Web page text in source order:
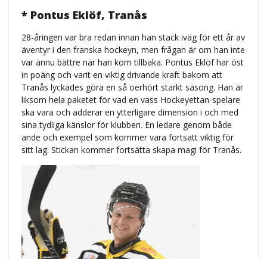
* Pontus Eklöf, Tranås
28-åringen var bra redan innan han stack iväg för ett år av
äventyr i den franska hockeyn, men frågan är om han inte
var ännu bättre när han kom tillbaka. Pontus Eklöf har öst
in poäng och varit en viktig drivande kraft bakom att
Tranås lyckades göra en så oerhört starkt säsong. Han är
liksom hela paketet för vad en vass Hockeyettan-spelare
ska vara och adderar en ytterligare dimension i och med
sina tydliga känslor för klubben. En ledare genom både
ande och exempel som kommer vara fortsatt viktig för
sitt lag. Stickan kommer fortsätta skapa magi för Tranås.